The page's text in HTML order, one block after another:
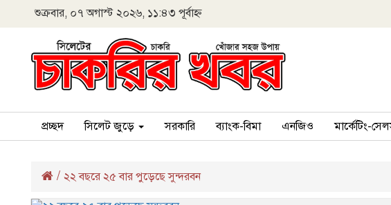
শুক্রবার, ০৭ অগাস্ট ২০২৬, ১১:৪৩ পূর্বাহ্ন
প্রচ্ছদ সিলেট জুড়ে সরকারি ব্যাংক-বিমা এনজিও মার্কেটিং-
/ ২২ বছরে ২৫ বার পুড়েছে সুন্দরবন